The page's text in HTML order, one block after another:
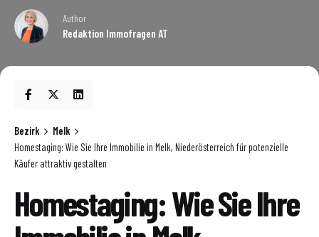
Author
Redaktion Immofragen AT
Bezirk
Melk
Homestaging: Wie Sie Ihre Immobilie in Melk, Niederösterreich für potenzielle
Käufer attraktiv gestalten
Homestaging: Wie Sie Ihre